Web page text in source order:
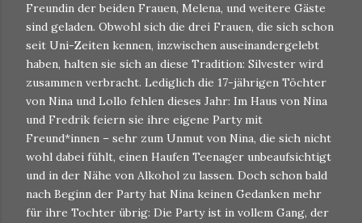
Freundin der beiden Frauen, Melena, und weitere Gäste
sind geladen. Obwohl sich die drei Frauen, die sich schon
seit Uni-Zeiten kennen, inzwischen auseinandergelebt
haben, halten sie sich an diese Tradition: Silvester wird
zusammen verbracht. Lediglich die 17-jährigen Töchter
von Nina und Lollo fehlen dieses Jahr: Im Haus von Nina
und Fredrik feiern sie ihre eigene Party mit
Freund*innen – sehr zum Unmut von Nina, die sich nicht
wohl dabei fühlt, einen Haufen Teenager unbeaufsichtigt
und in der Nähe von Alkohol zu lassen. Doch schon bald
nach Beginn der Party hat Nina keinen Gedanken mehr
für ihre Tochter übrig: Die Party ist in vollem Gang, der